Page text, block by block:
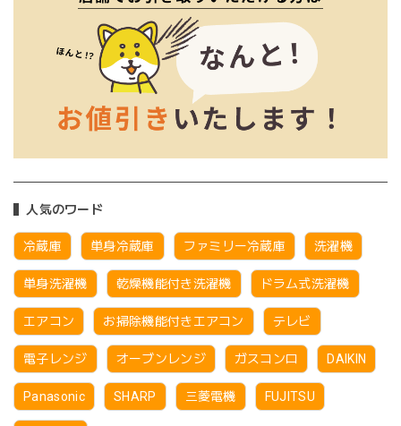
人気のワード
冷蔵庫 単身冷蔵庫 ファミリー冷蔵庫 洗濯機
単身洗濯機 乾燥機能付き洗濯機 ドラム式洗濯機
エアコン お掃除機能付きエアコン テレビ
電子レンジ オーブンレンジ ガスコンロ DAIKIN
Panasonic SHARP 三菱電機 FUJITSU